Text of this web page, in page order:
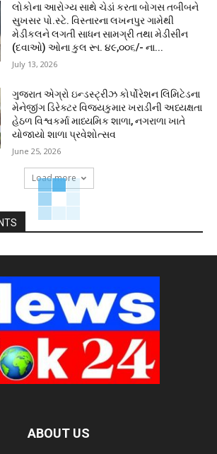
લોકોના આરોગ્ય સાથે ચેડાં કરતા બોગસ તબીબને
સુખસર પો.સ્ટે. વિસ્તારના લખનપુર ગામેથી
મેડીકલને લગતી સાધન સામગ્રી તથા મેડીસીન
(દવાઓ) ઓના કુલ રૂા. ૪૯,૦૦૬/- ના...
July 13, 2026
ગુજરાત એગ્રો ઇન્ડસ્ટ્રીઝ કોર્પોરેશન લિમિટેડના
મેનેજીંગ ડિરેક્ટર વિજયકુમાર ખરાડીની અધ્યક્ષતા
હેઠળ વિશ્વકર્મા માધ્યમિક શાળા, નગરાળા ખાતે
યોજાયો શાળા પ્રવેશોત્સવ
June 25, 2026
Load more
ABOUT US